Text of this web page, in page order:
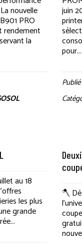
nouvelle
PRO
rendement
la
juin
pour...
au 18
les plus
grande
🪓